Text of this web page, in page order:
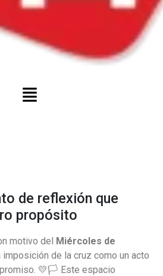
de reflexión que
propósito
motivo del Miércoles de
de la cruz como un acto
💛🏳️ Este espacio